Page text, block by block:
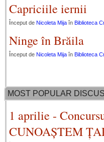
Capriciile iernii
Început de Nicoleta Mija în Biblioteca
Ninge în Brăila
Început de Nicoleta Mija în Biblioteca
MOST POPULAR
1 aprilie -
CUNOAȘTEM